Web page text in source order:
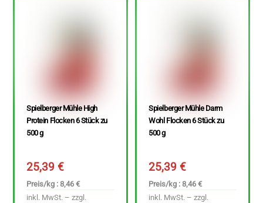
Spielberger Mühle High
Protein Flocken 6 Stück zu
500 g
25,39€
Preis/kg : 8,46 €
inkl. MwSt. – zzgl.
Spielberger Mühle Darm
Wohl Flocken 6 Stück zu
500 g
25,39€
Preis/kg : 8,46 €
inkl. MwSt. – zzgl.